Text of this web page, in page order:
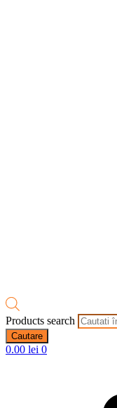
Products search
Cautare
0.00 lei 0